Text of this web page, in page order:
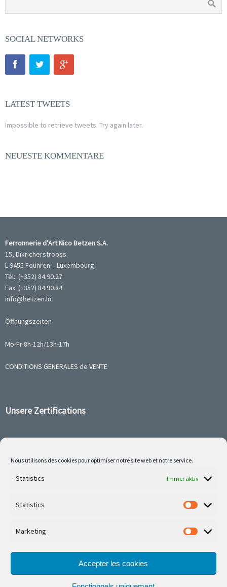
Nous utilisons des cookies pour optimiser notre site web et notre service.
Statistics Immer aktiv
Statistics
Marketing
Accepter les cookies
SOCIAL NETWORKS
LATEST TWEETS
Impossible to retrieve tweets. Try again later.
NEUESTE KOMMENTARE
Ferronnerie d’Art Nico Betzen S.A.
15, Dikricherstrooss
L-9455 Fouhren – Luxembourg
Tél: (+352) 84.90.27
Fax: (+352) 84.90.84
info@betzen.lu
Öffnungszeiten
Mo-Fr 8h-12h/13h-17h
CONDITIONS GENERALES de VENTE
Unsere Zertifications
Follow us on social media